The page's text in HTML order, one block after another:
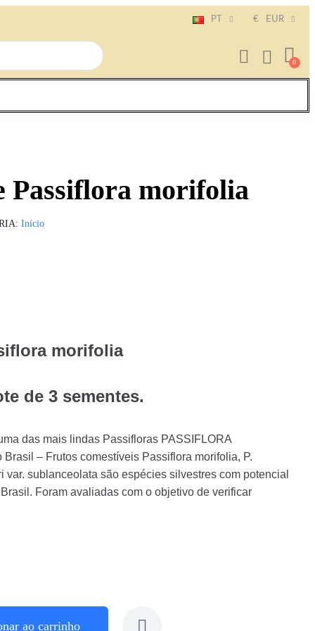
PT € EUR
Passiflora morifolia
Início
morifolia
de 3 sementes.
das mais lindas Passifloras PASSIFLORA
– Frutos comestíveis Passiflora morifolia, P.
var. sublanceolata são espécies silvestres com potencial
Foram avaliadas com o objetivo de verificar
ao carrinho